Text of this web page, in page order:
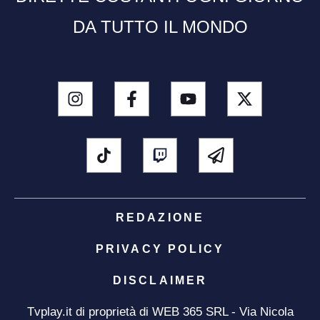
DA TUTTO IL MONDO
REDAZIONE
PRIVACY POLICY
DISCLAIMER
Tvplay.it di proprietà di WEB 365 SRL - Via Nicola